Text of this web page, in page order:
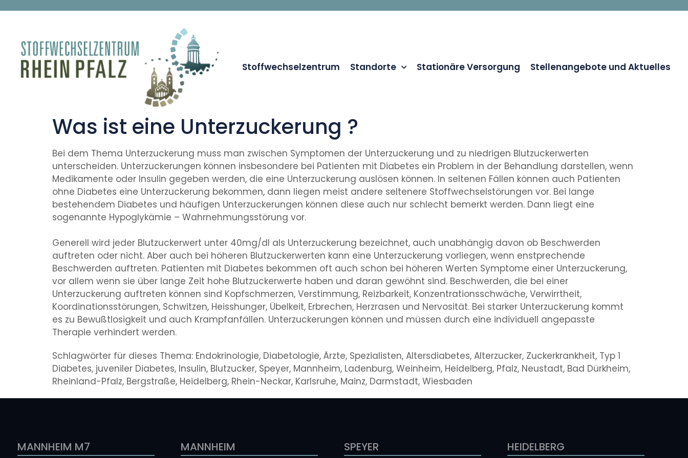
Stoffwechselzentrum Standorte Stationäre Versorgung Stellenangebote und Aktuelles
Was ist eine Unterzuckerung ?
Bei dem Thema Unterzuckerung muss man zwischen Symptomen der Unterzuckerung und zu niedrigen Blutzuckerwerten
unterscheiden. Unterzuckerungen können insbesondere bei Patienten mit Diabetes ein Problem in der Behandlung darstellen, wenn
Medikamente oder Insulin gegeben werden, die eine Unterzuckerung auslösen können. In seltenen Fällen können auch Patienten
ohne Diabetes eine Unterzuckerung bekommen, dann liegen meist andere seltenere Stoffwechselstörungen vor. Bei lange
bestehendem Diabetes und häufigen Unterzuckerungen können diese auch nur schlecht bemerkt werden. Dann liegt eine
sogenannte Hypoglykämie – Wahrnehmungsstörung vor.
Generell wird jeder Blutzuckerwert unter 40mg/dl als Unterzuckerung bezeichnet, auch unabhängig davon ob Beschwerden
auftreten oder nicht. Aber auch bei höheren Blutzuckerwerten kann eine Unterzuckerung vorliegen, wenn enstprechende
Beschwerden auftreten. Patienten mit Diabetes bekommen oft auch schon bei höheren Werten Symptome einer Unterzuckerung,
vor allem wenn sie über lange Zeit hohe Blutzuckerwerte haben und daran gewöhnt sind. Beschwerden, die bei einer
Unterzuckerung auftreten können sind Kopfschmerzen, Verstimmung, Reizbarkeit, Konzentrationsschwäche, Verwirrtheit,
Koordinationsstörungen, Schwitzen, Heisshunger, Übelkeit, Erbrechen, Herzrasen und Nervosität. Bei starker Unterzuckerung kommt
es zu Bewußtlosigkeit und auch Krampfanfällen. Unterzuckerungen können und müssen durch eine individuell angepasste
Therapie verhindert werden.
Schlagwörter für dieses Thema: Endokrinologie, Diabetologie, Ärzte, Spezialisten, Altersdiabetes, Alterzucker, Zuckerkrankheit, Typ 1
Diabetes, juveniler Diabetes, Insulin, Blutzucker, Speyer, Mannheim, Ladenburg, Weinheim, Heidelberg, Pfalz, Neustadt, Bad Dürkheim,
Rheinland-Pfalz, Bergstraße, Heidelberg, Rhein-Neckar, Karlsruhe, Mainz, Darmstadt, Wiesbaden
MANNHEIM M7 MANNHEIM SPEYER HEIDELBERG